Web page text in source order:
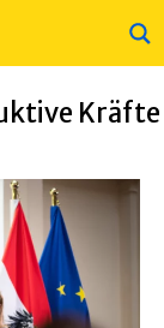
Kräfte